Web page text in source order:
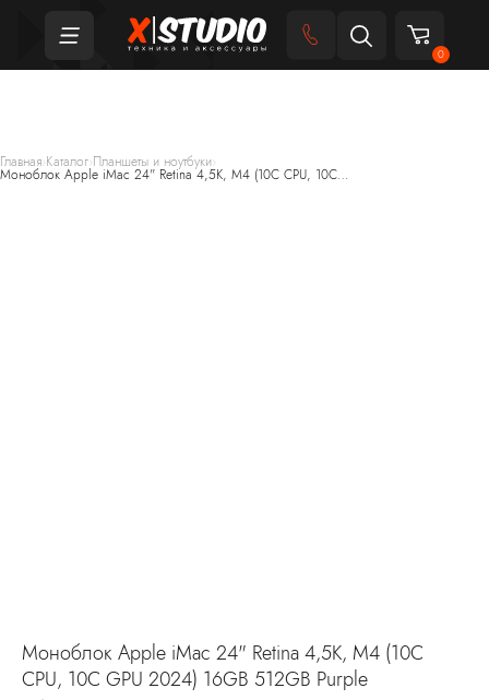
0
Главная Каталог Планшеты и ноутбуки
Моноблок Apple iMac 24" Retina 4,5K, M4 (10C CPU, 10C…
Моноблок Apple iMac 24" Retina 4,5K, M4 (10C
CPU, 10C GPU 2024) 16GB 512GB Purple